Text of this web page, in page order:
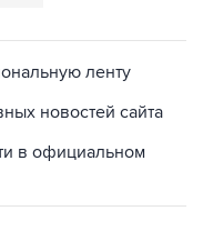
ленту
новостей сайта
в официальном